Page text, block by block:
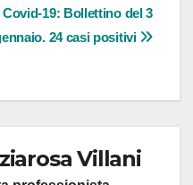
Covid-19: Bollettino del 3
24 casi positivi
Villani